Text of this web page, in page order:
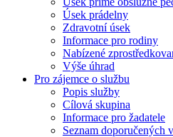
Úsek prádelny
Zdravotní úsek
Informace pro rodiny
Nabízené
Výše úhrad
Pro zájemce o službu
Popis služby
Cílová skupina
Informace pro žadatele
Seznam doporučených